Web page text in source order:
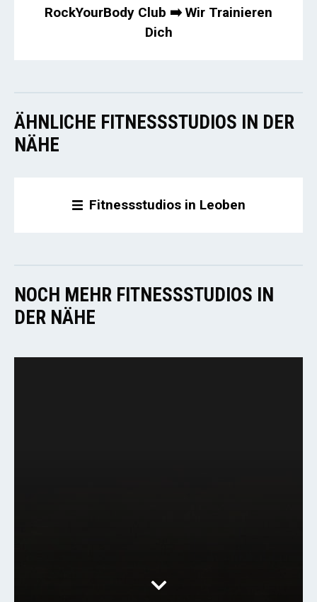
RockYourBody Club ➡️ Wir Trainieren
Dich
ÄHNLICHE FITNESSSTUDIOS IN DER
NÄHE
Fitnessstudios in Leoben
NOCH MEHR FITNESSSTUDIOS IN
DER NÄHE